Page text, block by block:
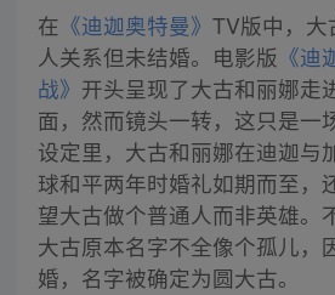
在 《迪迦奥特曼》 TV版中，大
人关系但未结婚。电影版 《
战》 开头呈现了大古和丽娜走
面，然而镜头一转，这只是一
设定里，大古和丽娜在迪迦与
球和平两年时婚礼如期而至，
望大古做个普通人而非英雄。
大古原本名字不全像个孤儿，
婚，名字被确定为圆大古。